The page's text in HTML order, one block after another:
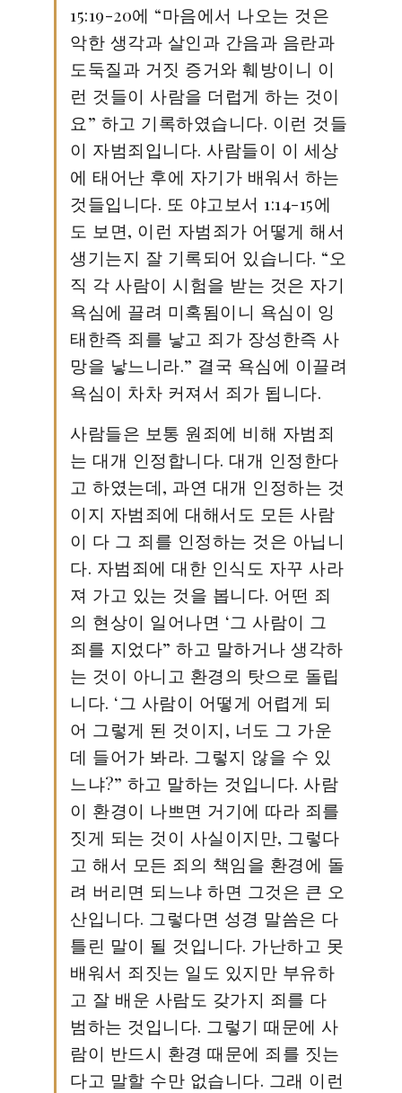
15:19-20에 “마음에서 나오는 것은
악한 생각과 살인과 간음과 음란과
도둑질과 거짓 증거와 훼방이니 이
런 것들이 사람을 더럽게 하는 것이
요” 하고 기록하였습니다. 이런 것들
이 자범죄입니다. 사람들이 이 세상
에 태어난 후에 자기가 배워서 하는
것들입니다. 또 야고보서 1:14-15에
도 보면, 이런 자범죄가 어떻게 해서
생기는지 잘 기록되어 있습니다. “오
직 각 사람이 시험을 받는 것은 자기
욕심에 끌려 미혹됨이니 욕심이 잉
태한즉 죄를 낳고 죄가 장성한즉 사
망을 낳느니라.” 결국 욕심에 이끌려
욕심이 차차 커져서 죄가 됩니다.
사람들은 보통 원죄에 비해 자범죄
는 대개 인정합니다. 대개 인정한다
고 하였는데, 과연 대개 인정하는 것
이지 자범죄에 대해서도 모든 사람
이 다 그 죄를 인정하는 것은 아닙니
다. 자범죄에 대한 인식도 자꾸 사라
져 가고 있는 것을 봅니다. 어떤 죄
의 현상이 일어나면 ‘그 사람이 그
죄를 지었다” 하고 말하거나 생각하
는 것이 아니고 환경의 탓으로 돌립
니다. ‘그 사람이 어떻게 어렵게 되
어 그렇게 된 것이지, 너도 그 가운
데 들어가 봐라. 그렇지 않을 수 있
느냐?” 하고 말하는 것입니다. 사람
이 환경이 나쁘면 거기에 따라 죄를
짓게 되는 것이 사실이지만, 그렇다
고 해서 모든 죄의 책임을 환경에 돌
려 버리면 되느냐 하면 그것은 큰 오
산입니다. 그렇다면 성경 말씀은 다
틀린 말이 될 것입니다. 가난하고 못
배워서 죄짓는 일도 있지만 부유하
고 잘 배운 사람도 갖가지 죄를 다
범하는 것입니다. 그렇기 때문에 사
람이 반드시 환경 때문에 죄를 짓는
다고 말할 수만 없습니다. 그래 이런